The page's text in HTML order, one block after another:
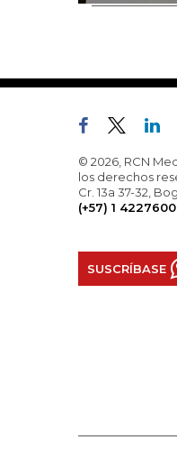
© 2026, RCN
los derechos
Cr. 13a 37-32,
(+57) 1 4227600
SUSCRÍBASE